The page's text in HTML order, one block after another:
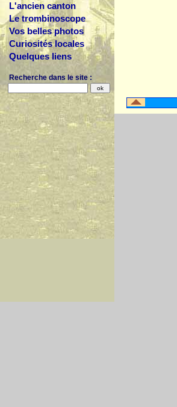
L'ancien canton
Le trombinoscope
Vos belles photos
Curiosités locales
Quelques liens
Recherche dans le site :